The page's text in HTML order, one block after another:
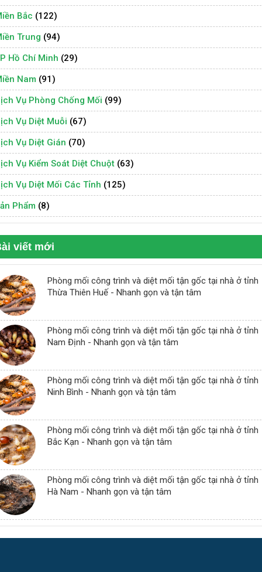
Bắc (122)
Trung (94)
Hồ Chí Minh (29)
Nam (91)
Vụ Phòng Chống Mối (99)
Vụ Diệt Muỗi (67)
Vụ Diệt Gián (70)
Vụ Kiểm Soát Diệt Chuột (63)
Vụ Diệt Mối Các Tỉnh (125)
Phẩm (8)
viết mới
Phòng mối công trình và diệt mối tận gốc tại nhà ở tỉnh
Thừa Thiên Huế - Nhanh gọn và tận tâm
Phòng mối công trình và diệt mối tận gốc tại nhà ở tỉnh
Nam Định - Nhanh gọn và tận tâm
Phòng mối công trình và diệt mối tận gốc tại nhà ở tỉnh
Ninh Bình - Nhanh gọn và tận tâm
Phòng mối công trình và diệt mối tận gốc tại nhà ở tỉnh
Bắc Kạn - Nhanh gọn và tận tâm
Phòng mối công trình và diệt mối tận gốc tại nhà ở tỉnh
Hà Nam - Nhanh gọn và tận tâm